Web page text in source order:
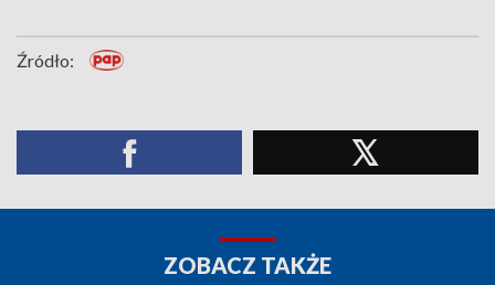
Źródło:
ZOBACZ TAKŻE